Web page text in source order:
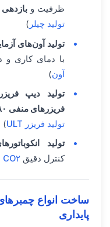
ظرفیت و بازدهی
تولید چیلر )
تولید آون‌های
با دمای کاری و
آون)
تولید دیپ
فریزرهای منفی ۸۰ درجه
تولید فریزر ULT
)
تولید
کنترل دقیقCO۲ و رطوبت
ساخت انواع
پایداری